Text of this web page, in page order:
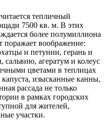
тепличный
7500 кв. м. В этих
более полумиллиона
поражает воображение:
и петунии, герань и
сальвию, агератум и колеус
цветами в теплицах
капуста, изысканные канны,
рассада не только
в рамках городских
для жителей,
участки.